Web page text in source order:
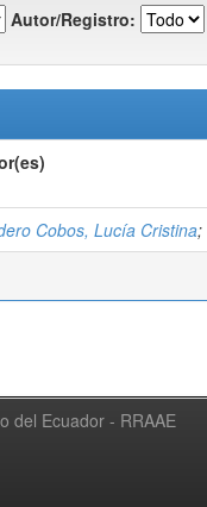
Autor/Registro:
Cobos, Lucía Cristina;
del Ecuador - RRAAE